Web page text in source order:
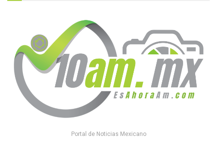
Portal de Noticias Mexicano